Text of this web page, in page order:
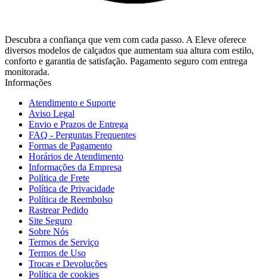
Descubra a confiança que vem com cada passo. A Eleve oferece
diversos modelos de calçados que aumentam sua altura com estilo,
conforto e garantia de satisfação. Pagamento seguro com entrega
monitorada.
Informações
Atendimento e Suporte
Aviso Legal
Envio e Prazos de Entrega
FAQ - Perguntas Frequentes
Formas de Pagamento
Horários de Atendimento
Informações da Empresa
Política de Frete
Política de Privacidade
Política de Reembolso
Rastrear Pedido
Site Seguro
Sobre Nós
Termos de Serviço
Termos de Uso
Trocas e Devoluções
Política de cookies